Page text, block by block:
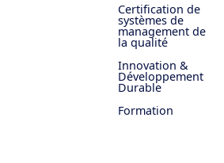
Certification de
systèmes de
management de
la qualité
Innovation &
Développement
Durable
Formation